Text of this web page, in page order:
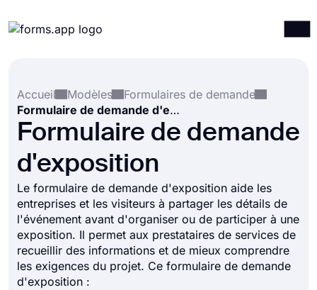
Intégrations
Modèles
Ressources
Tarification
Accueil
Modèles
Formulaires de demande
Formulaire de demande d'exposition
Formulaire de demande
d'exposition
Le formulaire de demande d'exposition aide les
entreprises et les visiteurs à partager les détails de
l'événement avant d'organiser ou de participer à une
exposition. Il permet aux prestataires de services de
recueillir des informations et de mieux comprendre
les exigences du projet. Ce formulaire de demande
d'exposition :